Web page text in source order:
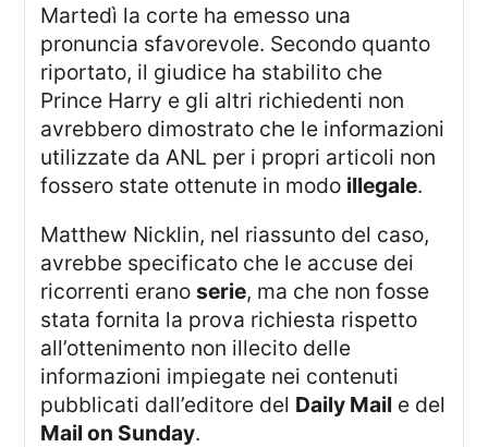
Martedì la corte ha emesso una
pronuncia sfavorevole. Secondo quanto
riportato, il giudice ha stabilito che
Prince Harry e gli altri richiedenti non
avrebbero dimostrato che le informazioni
utilizzate da ANL per i propri articoli non
fossero state ottenute in modo illegale.
Matthew Nicklin, nel riassunto del caso,
avrebbe specificato che le accuse dei
ricorrenti eranoserie, ma che non fosse
stata fornita la prova richiesta rispetto
all’ottenimento non illecito delle
informazioni impiegate nei contenuti
pubblicati dall’editore del Daily Mail e del
Mail on Sunday.